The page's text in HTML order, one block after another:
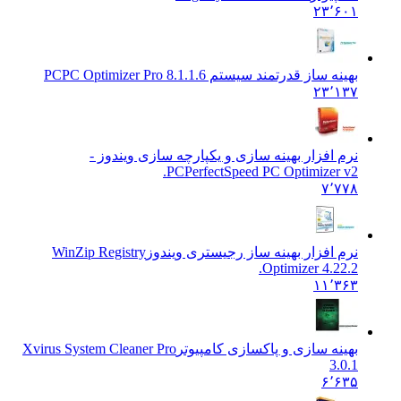
۲۳٬۶۰۱
بهینه ساز قدرتمند سیستم PCPC Optimizer Pro 8.1.1.6
۲۳٬۱۳۷
نرم افزار بهینه سازی و یکپارچه سازی ویندوز -
PCPerfectSpeed PC Optimizer v2.
۷٬۷۷۸
نرم افزار بهینه ساز رجیستری ویندوزWinZip Registry
Optimizer 4.22.2.
۱۱٬۳۶۳
بهینه سازی و پاکسازی کامپیوترXvirus System Cleaner Pro
۶٬۶۳۵